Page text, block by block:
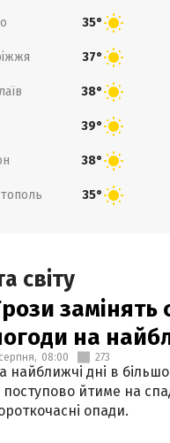
35°
37°
38°
39°
38°
35°
світу
замінять
на
08:00 273
найближчі дні в
йтиме на
опади.